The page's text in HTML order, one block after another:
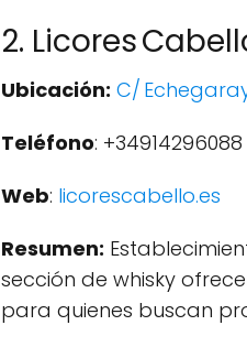
2. Licores
Ubicación: C/
Teléfono: +34914296088
Web: licorescabello.es
Resumen:
sección de whisky
para quienes buscan